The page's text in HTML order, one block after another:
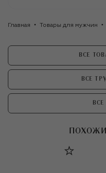
Главная Товары для мужчин
ВСЕ
ВСЕ
ВСЕ